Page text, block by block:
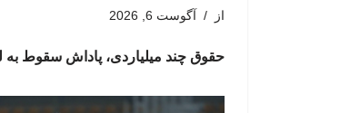
از آگوست 6, 2026
حقوق چند میلیاردی، پاداش سقوط به